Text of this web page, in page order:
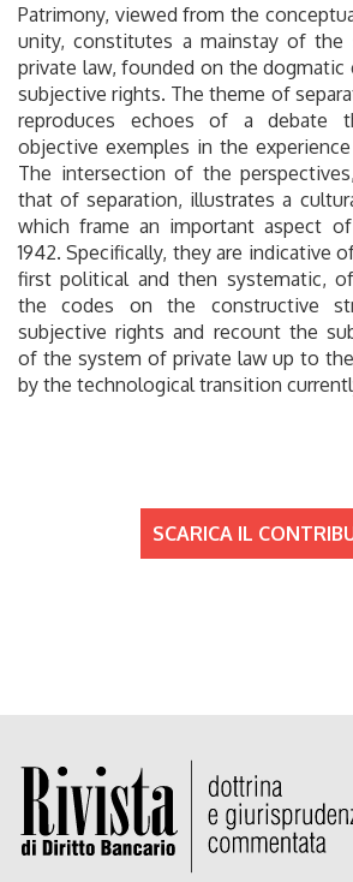
Patrimony, viewed from the
unity, constitutes a mainstay of the
private law, founded on the
subjective rights. The theme of
reproduces echoes of a debate
objective exemples in the
The intersection of the
that of separation, illustrates a
which frame an important aspect
1942. Specifically, they are indicative
first political and then systematic,
the codes on the constructive
subjective rights and recount the
of the system of private law up to
by the technological transition
SCARICA IL